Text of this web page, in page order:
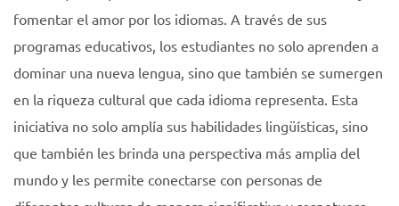
fomentar el amor por los idiomas. A través de sus
programas educativos, los estudiantes no solo aprenden a
dominar una nueva lengua, sino que también se sumergen
en la riqueza cultural que cada idioma representa. Esta
iniciativa no solo amplía sus habilidades lingüísticas, sino
que también les brinda una perspectiva más amplia del
mundo y les permite conectarse con personas de